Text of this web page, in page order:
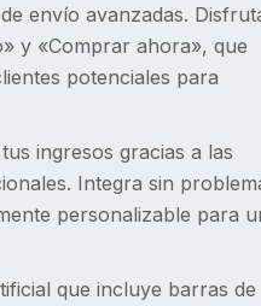
envío avanzadas.
y «Comprar ahora», que
potenciales para
ingresos gracias a las
Integra sin
personalizable para
que incluye barras de